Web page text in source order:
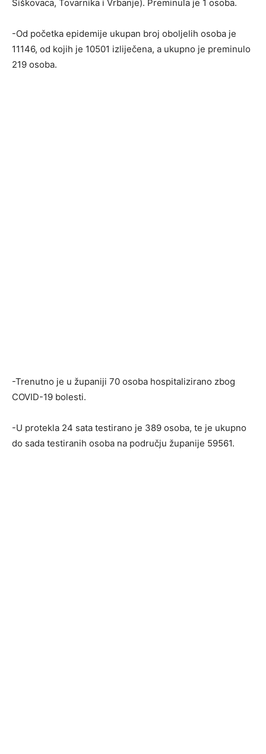
Šiškovaca, Tovarnika i Vrbanje). Preminula je 1 osoba.
-Od početka epidemije ukupan broj oboljelih osoba je
11146, od kojih je 10501 izliječena, a ukupno je preminulo
219 osoba.
-Trenutno je u županiji 70 osoba hospitalizirano zbog
COVID-19 bolesti.
-U protekla 24 sata testirano je 389 osoba, te je ukupno
do sada testiranih osoba na području županije 59561.